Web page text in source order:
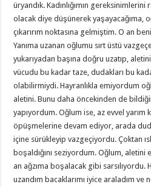
üryandık. Kadınlığımın
olacak diye düşünerek yaşayacağıma,
çıkarırım noktasına gelmiştim. O an
Yanıma uzanan oğlumu sırt üstü
yukarıyadan başına doğru uzatıp,
vücudu bu kadar taze, dudakları bu
olabilirmiydi. Hayranlıkla emiyordum
aletini. Bunu daha öncekinden de
yapıyordum. Oğlum ise, az evvel yarım
öpüşmelerine devam ediyor, arada
içine sürükleyip vazgeçiyordu. Çoktan
boşaldığını seziyordum. Oğlum,
an ağzıma boşalacak gibi sarsılıyordu.
uzandım bacaklarımı iyice araladım ve